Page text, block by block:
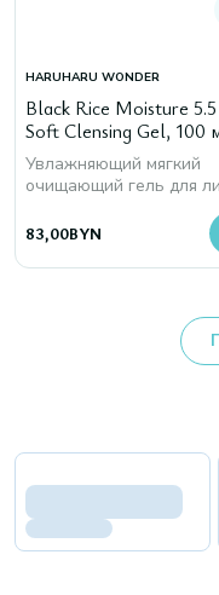
HARUHARU WONDER
Black Rice Moisture 5.5
Soft Clensing Gel, 100
Увлажняющий мягкий
очищающий гель для
с экстрактом чёрного
83,00BYN